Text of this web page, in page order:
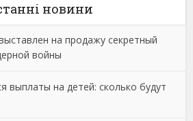
новини
на продажу секретный
войны
выплаты на детей: сколько будут